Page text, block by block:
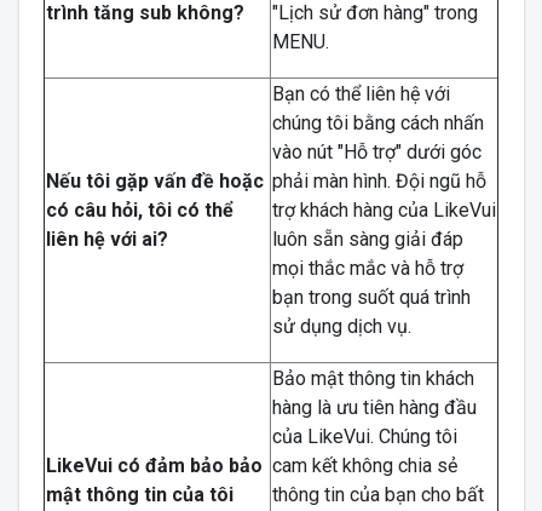
trình tăng sub không?
"Lịch sử đơn hàng" trong
MENU.
Nếu tôi gặp vấn đề hoặc
có câu hỏi, tôi có thể
liên hệ với ai?
Bạn có thể liên hệ với
chúng tôi bằng cách nhấn
vào nút "Hỗ trợ" dưới góc
phải màn hình. Đội ngũ hỗ
trợ khách hàng của LikeVui
luôn sẵn sàng giải đáp
mọi thắc mắc và hỗ trợ
bạn trong suốt quá trình
sử dụng dịch vụ.
LikeVui có đảm bảo bảo
mật thông tin của tôi
Bảo mật thông tin khách
hàng là ưu tiên hàng đầu
của LikeVui. Chúng tôi
cam kết không chia sẻ
thông tin của bạn cho bất